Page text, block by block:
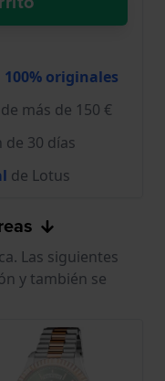
100% originales
más de 150 €
de 30 días
de Lotus
Las siguientes
y también se